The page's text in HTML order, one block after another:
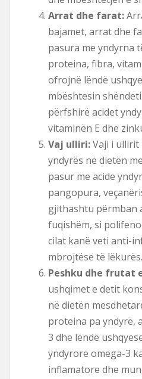
Arrat dhe farat:
bajamet, arrat dhe
pasura me yndyrna
proteina, fibra,
ofrojnë lëndë
mbështesin
përfshirë acidet
vitaminën E dhe
Vaj ulliri:Vaji i ullirit
yndyrës në dietën
pasur me acide
pangopura,
gjithashtu përmban
fuqishëm, si
cilat kanë veti anti-
mbrojtëse të lëkurës.
Peshku dhe frutat
ushqimet e detit
në dietën
proteina pa yndyrë,
3 dhe lëndë
yndyrore omega-3
inflamatore dhe